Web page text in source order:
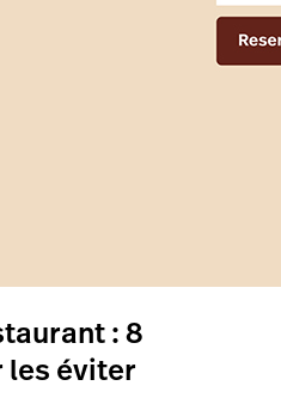
: 8
éviter